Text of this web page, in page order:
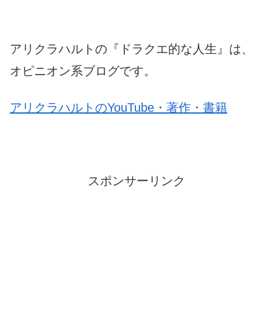
アリクラハルトの『ドラクエ的な人生』は、
オピニオン系ブログです。
アリクラハルトのYouTube・著作・書籍
スポンサーリンク